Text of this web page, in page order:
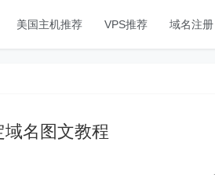
美国主机推荐 VPS推荐 域名注册
名图文教程